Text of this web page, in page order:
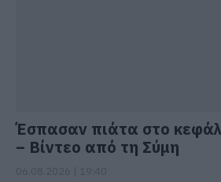
Έσπασαν πιάτα στο
– Βίντεο από τη Σύμη